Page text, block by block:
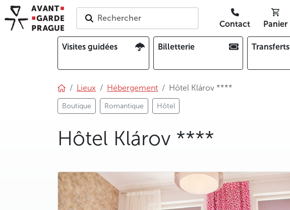
Rechercher
Contact Panier
Visites guidées Billetterie Transferts
Lieux Hébergement Hôtel Klárov ****
Boutique Romantique Hôtel
Hôtel Klárov ****
photo 5
photo 6
photo 7
photo 8
photo 9
photo 10